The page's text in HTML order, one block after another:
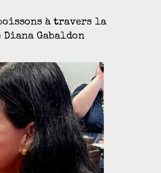
à travers la
Gabaldon